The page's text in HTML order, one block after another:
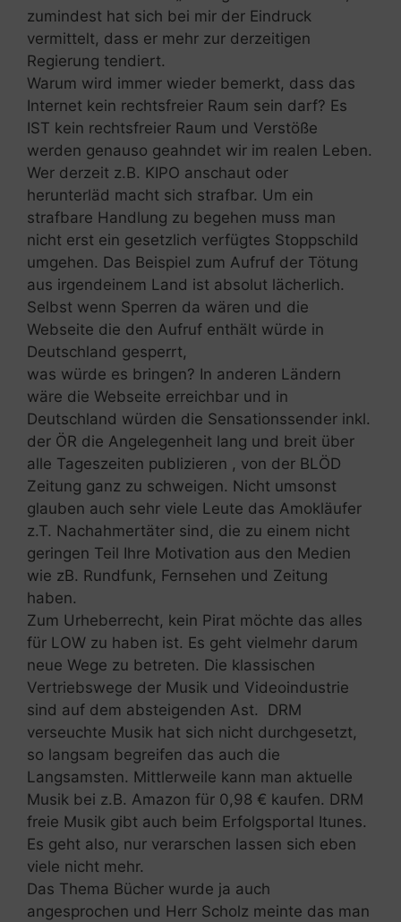
zumindest hat sich bei mir der Eindruck
vermittelt, dass er mehr zur derzeitigen
Regierung tendiert.
Warum wird immer wieder bemerkt, dass das
Internet kein rechtsfreier Raum sein darf? Es
IST kein rechtsfreier Raum und Verstöße
werden genauso geahndet wir im realen Leben.
Wer derzeit z.B. KIPO anschaut oder
herunterläd macht sich strafbar. Um ein
strafbare Handlung zu begehen muss man
nicht erst ein gesetzlich verfügtes Stoppschild
umgehen. Das Beispiel zum Aufruf der Tötung
aus irgendeinem Land ist absolut lächerlich.
Selbst wenn Sperren da wären und die
Webseite die den Aufruf enthält würde in
Deutschland gesperrt,
was würde es bringen? In anderen Ländern
wäre die Webseite erreichbar und in
Deutschland würden die Sensationssender inkl.
der ÖR die Angelegenheit lang und breit über
alle Tageszeiten publizieren , von der BLÖD
Zeitung ganz zu schweigen. Nicht umsonst
glauben auch sehr viele Leute das Amokläufer
z.T. Nachahmertäter sind, die zu einem nicht
geringen Teil Ihre Motivation aus den Medien
wie zB. Rundfunk, Fernsehen und Zeitung
haben.
Zum Urheberrecht, kein Pirat möchte das alles
für LOW zu haben ist. Es geht vielmehr darum
neue Wege zu betreten. Die klassischen
Vertriebswege der Musik und Videoindustrie
sind auf dem absteigenden Ast. DRM
verseuchte Musik hat sich nicht durchgesetzt,
so langsam begreifen das auch die
Langsamsten. Mittlerweile kann man aktuelle
Musik bei z.B. Amazon für 0,98 € kaufen. DRM
freie Musik gibt auch beim Erfolgsportal Itunes.
Es geht also, nur verarschen lassen sich eben
viele nicht mehr.
Das Thema Bücher wurde ja auch
angesprochen und Herr Scholz meinte das man